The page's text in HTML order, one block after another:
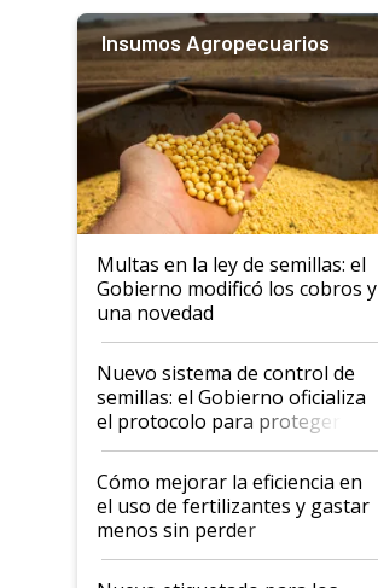
Insumos Agropecuarios
Multas en la ley de semillas: el
Gobierno modificó los cobros
una novedad
Nuevo sistema de control de
semillas: el Gobierno oficializa
el protocolo para proteger la
propiedad intelectual
Cómo mejorar la eficiencia en
el uso de fertilizantes y gastar
menos sin perder
productividad en la campaña
fina